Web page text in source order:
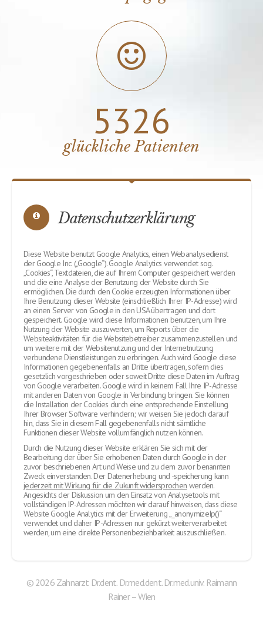
7890
glückliche Patienten
Datenschutzerklärung
Diese Website benutzt Google Analytics, einen Webanalysedienst
der Google Inc. („Google“). Google Analytics verwendet sog.
„Cookies“, Textdateien, die auf Ihrem Computer gespeichert werden
ermöglichen. Die durch den Cookie erzeugten Informationen über
Ihre Benutzung dieser Website (einschließlich Ihrer IP-Adresse) wird
an einen Server von Google in den USA übertragen und dort
gespeichert. Google wird diese Informationen benutzen, um Ihre
Nutzung der Website auszuwerten, um Reports über die
Websiteaktivitäten für die Websitebetreiber zusammenzustellen und
um weitere mit der Websitenutzung und der Internetnutzung
verbundene Dienstleistungen zu erbringen. Auch wird Google diese
Informationen gegebenenfalls an Dritte übertragen, sofern dies
gesetzlich vorgeschrieben oder soweit Dritte diese Daten im Auftrag
von Google verarbeiten. Google wird in keinem Fall Ihre IP-Adresse
mit anderen Daten von Google in Verbindung bringen. Sie können
die Installation der Cookies durch eine entsprechende Einstellung
Ihrer Browser Software verhindern; wir weisen Sie jedoch darauf
hin, dass Sie in diesem Fall gegebenenfalls nicht sämtliche
Funktionen dieser Website vollumfänglich nutzen können.
Durch die Nutzung dieser Website erklären Sie sich mit der
Bearbeitung der über Sie erhobenen Daten durch Google in der
zuvor beschriebenen Art und Weise und zu dem zuvor benannten
Zweck einverstanden. Der Datenerhebung und -speicherung kann
jederzeit mit Wirkung für die Zukunft widersprochen
werden.
Angesichts der Diskussion um den Einsatz von Analysetools mit
vollständigen IP-Adressen möchten wir darauf hinweisen, dass diese
Website Google Analytics mit der Erweiterung „_anonymizeIp()“
verwendet und daher IP-Adressen nur gekürzt weiterverarbeitet
werden, um eine direkte Personenbeziehbarkeit auszuschließen.
© 2026 Zahnarzt Dr.dent. Dr.med.dent. Dr.med.univ. Raimann